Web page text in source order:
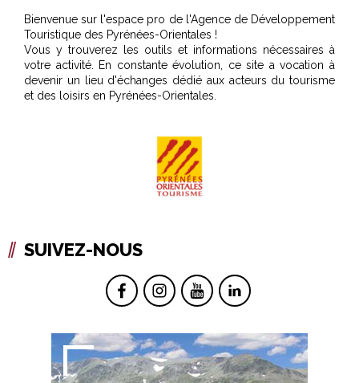
Bienvenue sur l'espace pro de l'Agence de Développement
Touristique des Pyrénées-Orientales !
Vous y trouverez les outils et informations nécessaires à
votre activité. En constante évolution, ce site a vocation à
devenir un lieu d'échanges dédié aux acteurs du tourisme
et des loisirs en Pyrénées-Orientales.
SUIVEZ-NOUS